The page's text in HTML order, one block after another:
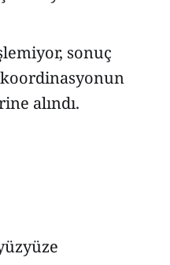
sonuç
koordinasyonun
alındı.